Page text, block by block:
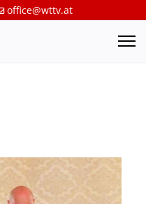
office@wttv.at